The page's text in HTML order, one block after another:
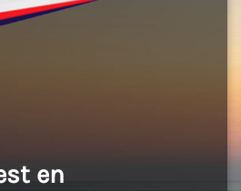
en